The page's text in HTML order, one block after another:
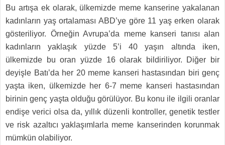
Bu artışa ek olarak, ülkemizde meme kanserine yakalanan
kadınların yaş ortalaması ABD’ye göre 11 yaş erken olarak
gösteriliyor. Örneğin Avrupa’da meme kanseri tanısı alan
kadınların yaklaşık yüzde 5’i 40 yaşın altında iken,
ülkemizde bu oran yüzde 16 olarak bildiriliyor. Diğer bir
deyişle Batı’da her 20 meme kanseri hastasından biri genç
yaşta iken, ülkemizde her 6-7 meme kanseri hastasından
birinin genç yaşta olduğu görülüyor. Bu konu ile ilgili oranlar
endişe verici olsa da, yıllık düzenli kontroller, genetik testler
ve risk azaltıcı yaklaşımlarla meme kanserinden korunmak
mümkün olabiliyor.